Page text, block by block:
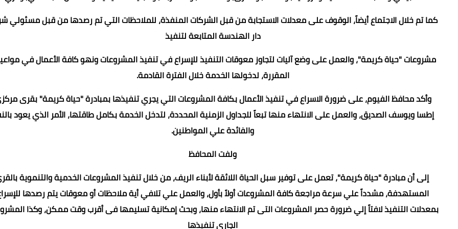
كما تم خلال الاجتماع أيضاً، الوقوف على معدلات الاستجابة من قبل الشركات المنفذة، للملاحظات التي تم رصدها من قبل مسئولي
دار الهندسة المتابعة لتنفيذ
مشروعات "حياة كريمة"، والعمل على وضع آليات لتجاوز معوقات التنفيذ للإسراع في تنفيذ المشروعات ونهو كافة الأعمال في
المقررة، لدخولها الخدمة خلال الفترة القادمة.
وأكد محافظ الفيوم، على ضرورة الاسراع في تنفيذ الأعمال بكافة المشروعات التي يجري تنفيذها بمبادرة "حياة كريمة" بقرى
إطسا ويوسف الصديق، والعمل على الانتهاء منها تبعاً للجداول الزمنية المحددة، لتدخل الخدمة بكامل طاقتها، الأمر الذي يعود
والفائدة علي المواطنين.
ولفت المحافظ
إلى أن مبادرة "حياة كريمة"، تعمل على توفير سبل الحياة اللائقة لأبناء الريف، من خلال تنفيذ المشروعات الخدمية والتنموية
المستهدفة، مشدداً علي سرعة مراجعة كافة المشروعات أولاً بأول، والعمل علي تلافي أية ملاحظات أو معوقات يتم رصدها
بمعدلات التنفيذ لافتاً إلي ضرورة حصر المشروعات التى تم الانتهاء منها، وبحث إمكانية تسليمها فى أقرب وقت ممكن، وكذا
الجاري تنفيذها